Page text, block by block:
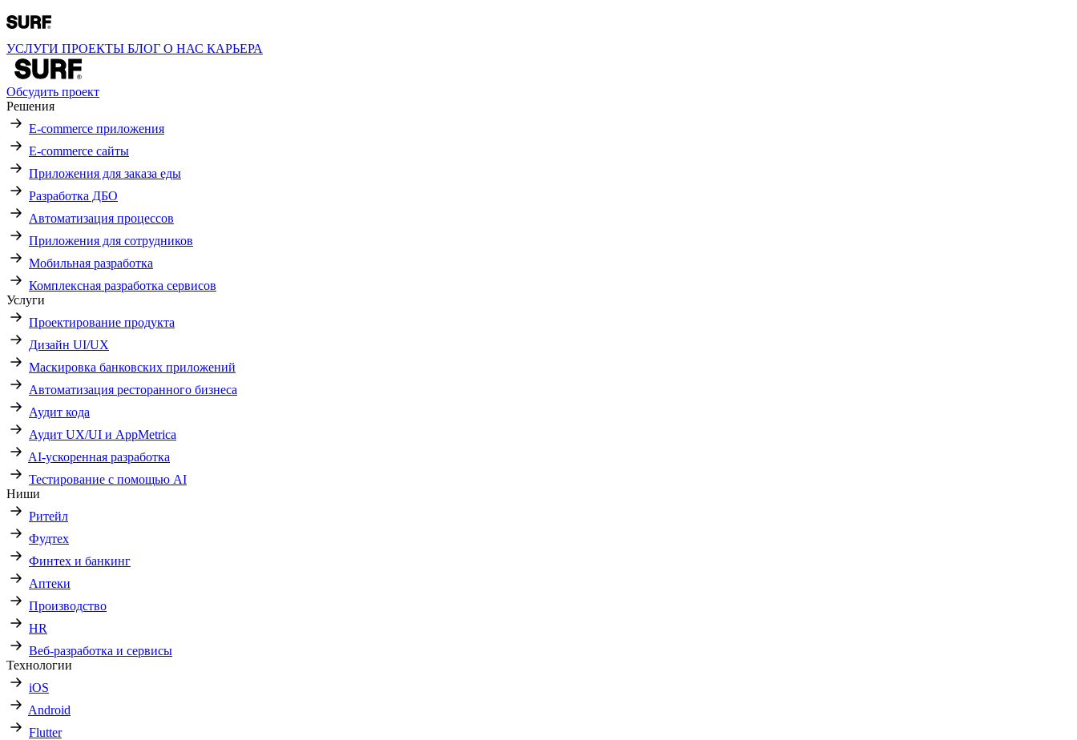
УСЛУГИ ПРОЕКТЫ БЛОГ О НАС КАРЬЕРА
Обсудить проект
Решения
E-commerce приложения
E-commerce сайты
Приложения для заказа еды
Разработка ДБО
Автоматизация процессов
Приложения для сотрудников
Мобильная разработка
Комплексная разработка сервисов
Услуги
Проектирование продукта
Дизайн UI/UX
Маскировка банковских приложений
Автоматизация ресторанного бизнеса
Аудит кода
Аудит UX/UI и AppMetrica
AI-ускоренная разработка
Тестирование с помощью AI
Ниши
Ритейл
Фудтех
Финтех и банкинг
Аптеки
Производство
HR
Веб-разработка и сервисы
Технологии
iOS
Android
Flutter